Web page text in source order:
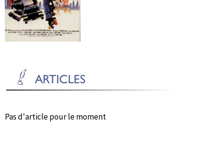
Pas d'article pour le moment